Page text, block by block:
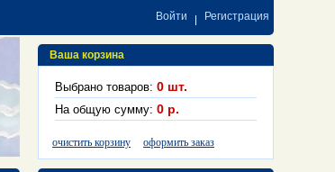
Войти Регистрация
Ваша корзина
Выбрано товаров: 0 шт.
На общую сумму: 0 р.
очистить корзину оформить заказ